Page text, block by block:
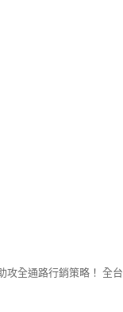
全通路行銷策略！ 全